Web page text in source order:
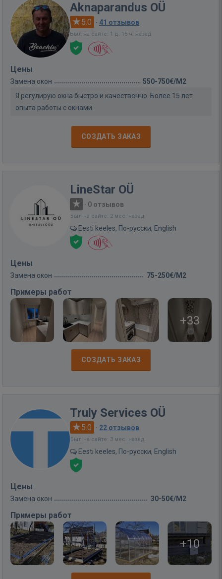
Aknaparandus OÜ
5.0 · 41 отзывов
Был на сайте: 1 д. 15 ч. назад
Цены
Замена окон
550-750€/M2
Я регулирую окна быстро и качественно. Более 15 лет
опыта работы с окнами.
СОЗДАТЬ ЗАКАЗ
LineStar OÜ
· 0 отзывов
Был на сайте: 2 мес. назад
Eesti keeles, По-русски, English
Цены
Замена окон 75-250€/M2
Примеры работ
+33
СОЗДАТЬ ЗАКАЗ
Truly Services OÜ
5.0 · 22 отзывов
Был на сайте: 3 мес. назад
Eesti keeles, По-русски, English
Цены
Замена окон 30-50€/M2
Примеры работ
+10